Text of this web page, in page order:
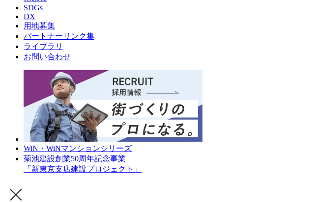
SDGs
DX
用地募集
パートナーリンク集
ライブラリ
お問い合わせ
WiN・WiNマンションシリーズ
菊池建設創業50周年記念事業
「新東京支店建設プロジェクト」